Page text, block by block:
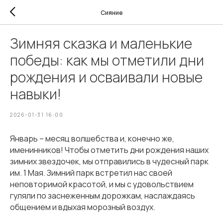
Сияние
Зимняя сказка и маленькие
победы: как мы отметили дни
рождения и осваивали новые
навыки!
2026-01-31 16:00
Январь – месяц волшебства и, конечно же,
именинников! Чтобы отметить дни рождения наших
зимних звездочек, мы отправились в чудесный парк
им. 1 Мая. Зимний парк встретил нас своей
неповторимой красотой, и мы с удовольствием
гуляли по заснеженным дорожкам, наслаждаясь
общением и вдыхая морозный воздух.